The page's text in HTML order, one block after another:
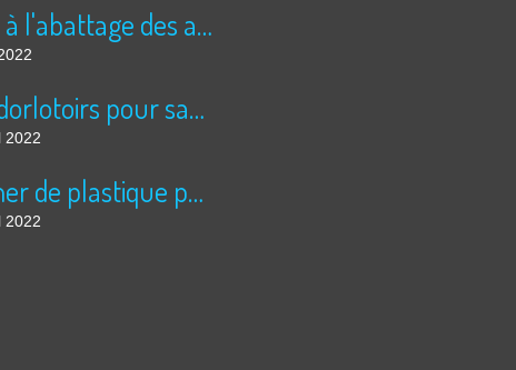
Stop à l'abattage des arbres!!!!
Des dorlotoirs pour sauver les abeilles sauvages....
2022
La mer de plastique pour légumes à échelle inhumaine, à Almeria: 5 fois la superficie de Paris....
2022